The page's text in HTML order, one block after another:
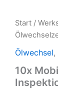
Start /
Ölwechsel,
10x